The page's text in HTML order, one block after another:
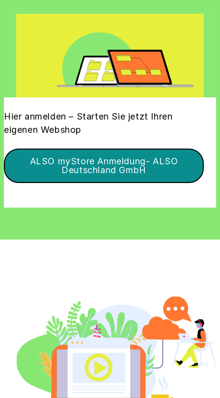
Hier anmelden – Starten Sie jetzt Ihren
eigenen Webshop
ALSO myStore Anmeldung- ALSO
Deutschland GmbH